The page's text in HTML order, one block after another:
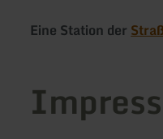
Eine Station der